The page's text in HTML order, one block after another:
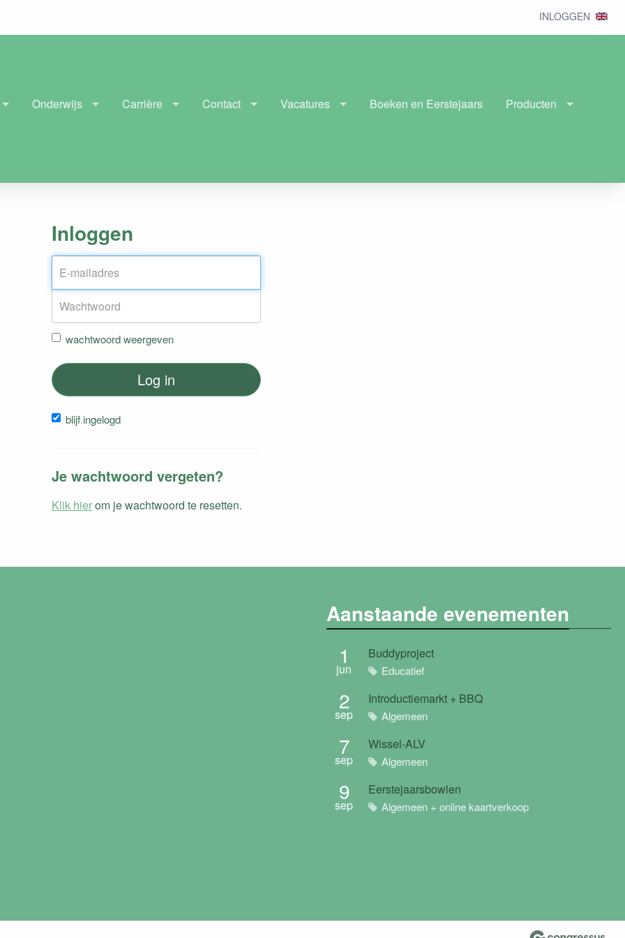
INLOGGEN
Onderwijs Carrière Contact Vacatures Boeken en Eerstejaars Producten
Inloggen
wachtwoord weergeven
Log in
blijf ingelogd
Je wachtwoord vergeten?
Klik hierom je wachtwoord te resetten.
Aanstaande evenementen
1
jun
Buddyproject
Educatief
2
sep
Introductiemarkt + BBQ
Algemeen
7
sep
Wissel-ALV
Algemeen
9
sep
Eerstejaarsbowlen
Algemeen + online kaartverkoop